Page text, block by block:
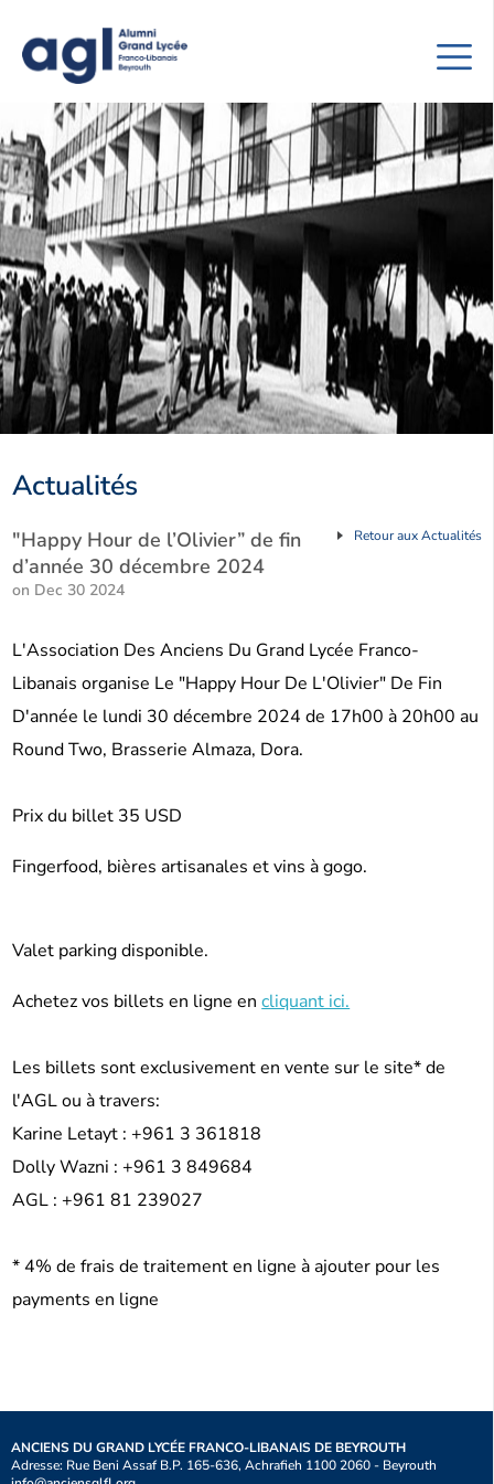
Actualités
Retour aux Actualités
"Happy Hour de l’Olivier” de fin
d’année 30 décembre 2024
on Dec 30 2024
L'Association Des Anciens Du Grand Lycée Franco-
Libanais organise Le "Happy Hour De L'Olivier" De Fin
D'année le lundi 30 décembre 2024 de 17h00 à 20h00 au
Round Two, Brasserie Almaza, Dora.
Prix du billet 35 USD
Fingerfood, bières artisanales et vins à gogo.
Valet parking disponible.
Achetez vos billets en ligne encliquant ici.
Les billets sont exclusivement en vente sur le site* de
l'AGL ou à travers:
Karine Letayt : +961 3 361818
Dolly Wazni : +961 3 849684
AGL : +961 81 239027
* 4% de frais de traitement en ligne à ajouter pour les
payments en ligne
ANCIENS DU GRAND LYCÉE FRANCO-LIBANAIS DE BEYROUTH
Adresse: Rue Beni Assaf B.P. 165-636, Achrafieh 1100 2060 - Beyrouth